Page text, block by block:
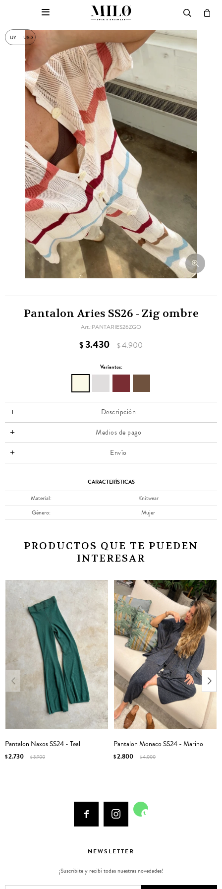
UY USD

Pantalon Aries SS26 - Zig ombre
PANTARIES26ZGO
$3.430 $4.900
Variantes:
Descripción
Medios de pago
Envío
CARACTERÍSTICAS
Material
Knitwear
Género
Mujer
PRODUCTOS QUE TE PUEDEN
INTERESAR
Pantalon Naxos SS24 - Teal
$2.730 $3.900
Pantalon Monaco SS24 - Marino
$2.800 $4.000
  
NEWSLETTER
¡Suscribite y recibí todas nuestras novedades!